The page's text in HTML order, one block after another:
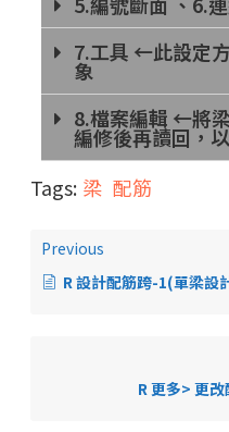
7.工具 ←此設定
象
8.檔案編輯 ←將
編修後再讀回，
Tags: 梁 配筋
Previous
R 設計配筋跨-1(單梁設
R 更多> 更